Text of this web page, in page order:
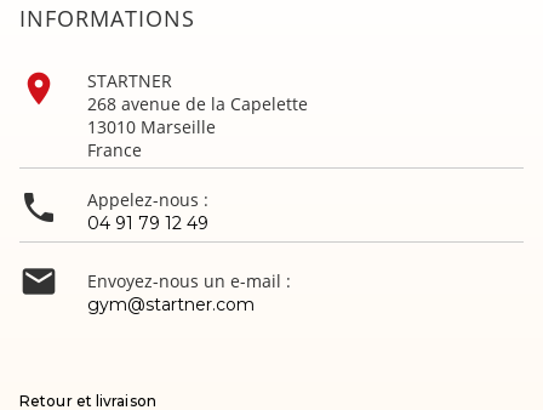
INFORMATIONS

STARTNER
268 avenue de la Capelette
13010 Marseille
France
 Appelez-nous :
04 91 79 12 49
 Envoyez-nous un e-mail :
gym@startner.com
Retour et livraison